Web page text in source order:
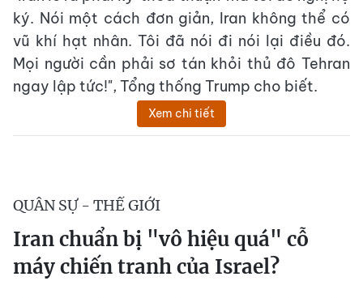
ký. Nói một cách đơn giản, Iran không thể có
vũ khí hạt nhân. Tôi đã nói đi nói lại điều đó.
Mọi người cần phải sơ tán khỏi thủ đô Tehran
ngay lập tức!", Tổng thống Trump cho biết.
Xem chi tiết
QUÂN SỰ - THẾ GIỚI
Iran chuẩn bị "vô hiệu quá" cỗ
máy chiến tranh của Israel?